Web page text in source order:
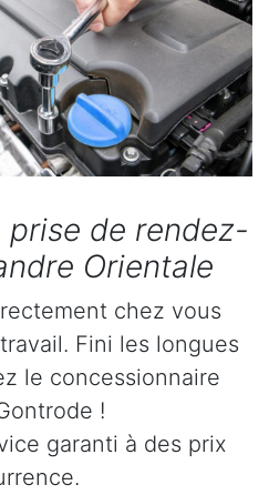
de rendez-
Orientale
chez vous
Fini les longues
le concessionnaire
!
garanti à des prix